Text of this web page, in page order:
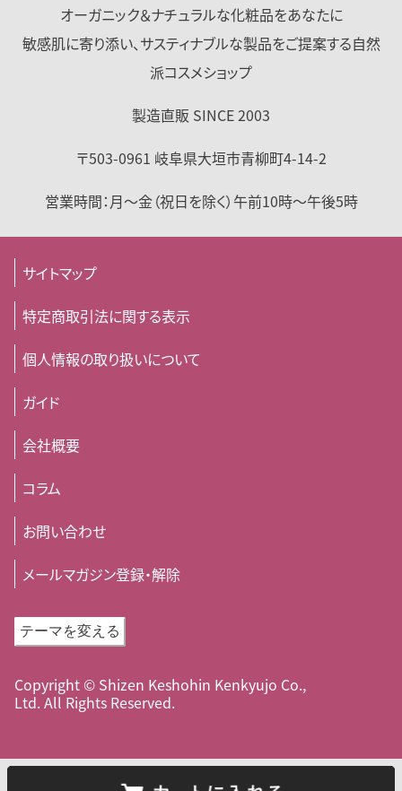
オーガニック＆ナチュラルな化粧品をあなたに
敏感肌に寄り添い、サスティナブルな製品をご提案する自然
派コスメショップ
製造直販 SINCE 2003
〒503-0961 岐阜県大垣市青柳町4-14-2
営業時間： 月～金（祝日を除く）午前10時～午後5時
サイトマップ
特定商取引法に関する表示
個人情報の取り扱いについて
ガイド
会社概要
コラム
お問い合わせ
メールマガジン登録・解除
テーマを変える
Copyright © Shizen Keshohin Kenkyujo Co.,
Ltd. All Rights Reserved.